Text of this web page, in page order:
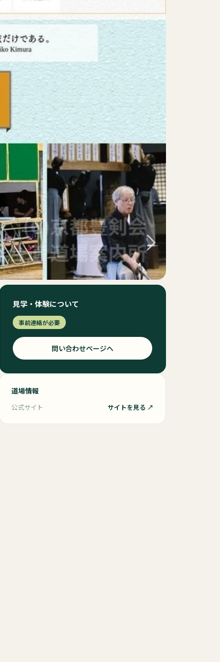
見学・体験について
事前連絡が必要
問い合わせページへ
道場情報
公式サイト サイトを見る ↗